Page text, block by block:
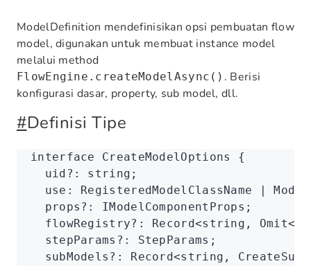
ModelDefinition mendefinisikan opsi pembuatan flow
model, digunakan untuk membuat instance model
melalui method
FlowEngine.createModelAsync() . Berisi
konfigurasi dasar, property, sub model, dll.
#Definisi Tipe
interface CreateModelOptions
{
  uid
?: string ;
  use
: RegisteredModelClassName |
  props
?: IModelComponentProps ;
  flowRegistry
?: Record<string , Omit<
  stepParams
?: StepParams ;
  subModels
?: Record<string ,